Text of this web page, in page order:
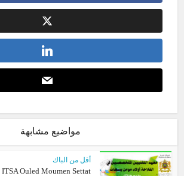
مواضيع مشابهة
أقل من الباك
Ouled Moumen Settat